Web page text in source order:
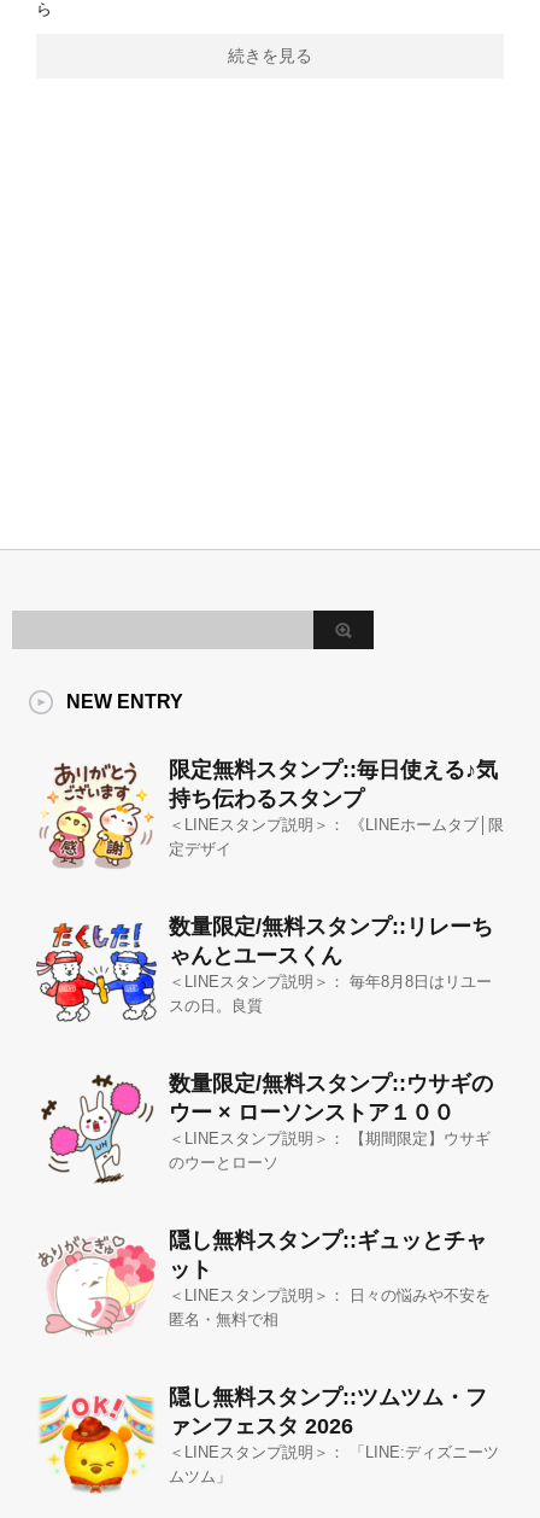
ら
続きを見る
NEW ENTRY
限定無料スタンプ::毎日使える♪気
持ち伝わるスタンプ
＜LINEスタンプ説明＞： 《LINEホームタブ│限
定デザイ
数量限定/無料スタンプ::リレーち
ゃんとユースくん
＜LINEスタンプ説明＞： 毎年8月8日はリユー
スの日。良質
数量限定/無料スタンプ::ウサギの
ウー × ローソンストア１００
＜LINEスタンプ説明＞： 【期間限定】ウサギ
のウーとローソ
隠し無料スタンプ::ギュッとチャ
ット
＜LINEスタンプ説明＞： 日々の悩みや不安を
匿名・無料で相
隠し無料スタンプ::ツムツム・フ
ァンフェスタ 2026
＜LINEスタンプ説明＞： 「LINE:ディズニーツ
ムツム」